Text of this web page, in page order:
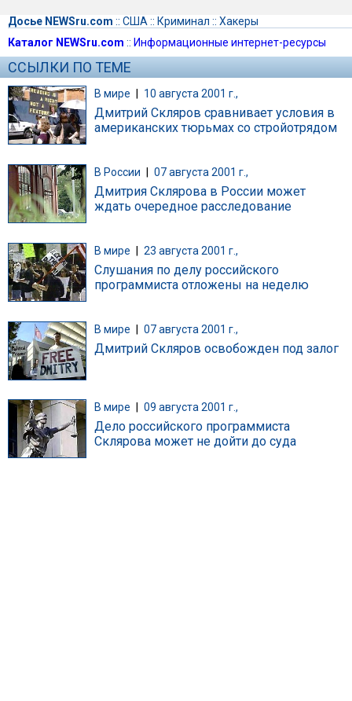
Досье NEWSru.com :: США :: Криминал :: Хакеры
Каталог NEWSru.com :: Информационные интернет-ресурсы
ССЫЛКИ ПО ТЕМЕ
В мире | 10 августа 2001 г.,
Дмитрий Скляров сравнивает условия в
американских тюрьмах со стройотрядом
В России 07 августа 2001 г.,
Дмитрия Склярова в России может
ждать очередное расследование
В мире 23 августа 2001 г.,
Слушания по делу российского
программиста отложены на неделю
В мире 07 августа 2001 г.,
Дмитрий Скляров освобожден под залог
В мире 09 августа 2001 г.,
Дело российского программиста
Склярова может не дойти до суда